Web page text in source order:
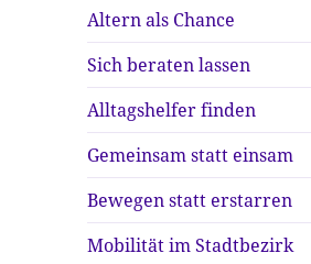
Altern als Chance
Sich beraten lassen
Alltagshelfer finden
Gemeinsam statt einsam
Bewegen statt erstarren
Mobilität im Stadtbezirk